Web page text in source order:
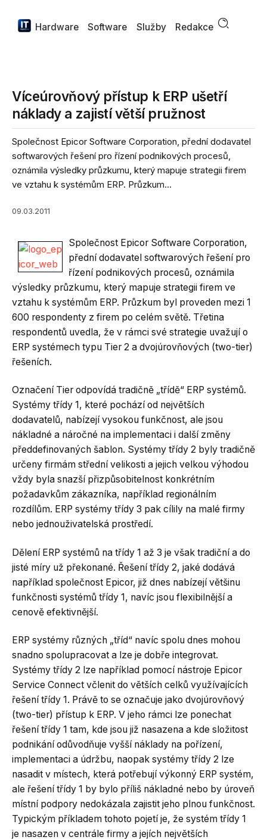
Hardware Software Služby Redakce
Víceúrovňový přístup k ERP ušetří
náklady a zajistí větší pružnost
Společnost Epicor Software Corporation, přední dodavatel
softwarových řešení pro řízení podnikových procesů,
oznámila výsledky průzkumu, který mapuje strategii firem
ve vztahu k systémům ERP. Průzkum...
09.03.2011
Společnost Epicor Software Corporation,
přední dodavatel softwarových řešení pro
řízení podnikových procesů, oznámila
výsledky průzkumu, který mapuje strategii firem ve
vztahu k systémům ERP. Průzkum byl proveden mezi 1
600 respondenty z firem po celém světě. Třetina
respondentů uvedla, že v rámci své strategie uvažují o
ERP systémech typu Tier 2 a dvojúrovňových (two-tier)
řešeních.
Označení Tier odpovídá tradičně „třídě“ ERP systémů.
Systémy třídy 1, které pochází od největších
dodavatelů, nabízejí vysokou funkčnost, ale jsou
nákladné a náročné na implementaci i další změny
předdefinovaných šablon. Systémy třídy 2 byly tradičně
určeny firmám střední velikosti a jejich velkou výhodou
vždy byla snazší přizpůsobitelnost konkrétním
požadavkům zákazníka, například regionálním
rozdílům. ERP systémy třídy 3 pak cílily na malé firmy
nebo jednouživatelská prostředí.
Dělení ERP systémů na třídy 1 až 3 je však tradiční a do
jisté míry už překonané. Řešení třídy 2, jaké dodává
například společnost Epicor, již dnes nabízejí většinu
funkčnosti systémů třídy 1, navíc jsou flexibilnější a
cenově efektivnější.
ERP systémy různých „tříd“ navíc spolu dnes mohou
snadno spolupracovat a lze je dobře integrovat.
Systémy třídy 2 lze například pomocí nástroje Epicor
Service Connect včlenit do větších celků využívajících
řešení třídy 1. Právě to se označuje jako dvojúrovňový
(two-tier) přístup k ERP. V jeho rámci lze ponechat
řešení třídy 1 tam, kde jsou již nasazena a kde složitost
podnikání odůvodňuje vyšší náklady na pořízení,
implementaci a údržbu, naopak systémy třídy 2 lze
nasadit v místech, která potřebují výkonný ERP systém,
ale řešení třídy 1 by bylo příliš nákladné nebo by úroveň
místní podpory nedokázala zajistit jeho plnou funkčnost.
Typickým příkladem tohoto pojetí je, že systém třídy 1
je nasazen v centrále firmy a jejích největších